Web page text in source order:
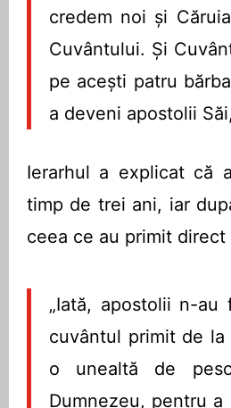
credem noi şi
Cuvântului. Şi
pe aceşti patru
a deveni apostolii
Ierarhul a explicat că
timp de trei ani, iar
ceea ce au primit direct
„Iată, apostolii n-
cuvântul primit de
o unealtă de
Dumnezeu, pentru